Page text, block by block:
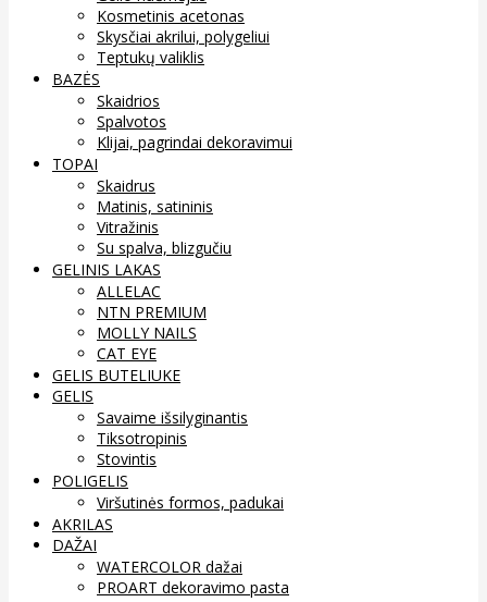
Kosmetinis acetonas
Skysčiai akrilui, polygeliui
Teptukų valiklis
BAZĖS
Skaidrios
Spalvotos
Klijai, pagrindai dekoravimui
TOPAI
Skaidrus
Matinis, satininis
Vitražinis
Su spalva, blizgučiu
GELINIS LAKAS
ALLELAC
NTN PREMIUM
MOLLY NAILS
CAT EYE
GELIS BUTELIUKE
GELIS
Savaime išsilyginantis
Tiksotropinis
Stovintis
POLIGELIS
Viršutinės formos, padukai
AKRILAS
DAŽAI
WATERCOLOR dažai
PROART dekoravimo pasta